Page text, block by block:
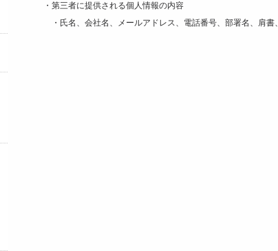
・第三者に提供される個人情報の内容
・氏名、会社名、メールアドレス、電話番号、部署名、肩書